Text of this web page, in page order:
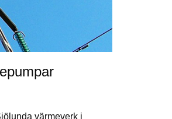
värmeverk i